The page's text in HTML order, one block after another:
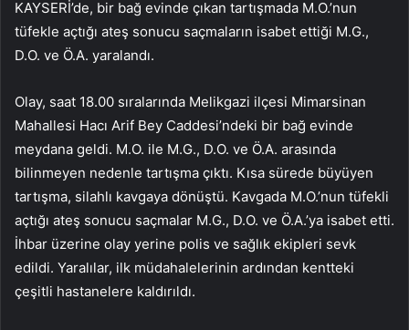
KAYSERİ’de, bir bağ evinde çıkan tartışmada M.O.’nun
tüfekle açtığı ateş sonucu saçmaların isabet ettiği M.G.,
D.O. ve Ö.A. yaralandı.
Olay, saat 18.00 sıralarında Melikgazi ilçesi Mimarsinan
Mahallesi Hacı Arif Bey Caddesi’ndeki bir bağ evinde
meydana geldi. M.O. ile M.G., D.O. ve Ö.A. arasında
bilinmeyen nedenle tartışma çıktı. Kısa sürede büyüyen
tartışma, silahlı kavgaya dönüştü. Kavgada M.O.’nun tüfekli
açtığı ateş sonucu saçmalar M.G., D.O. ve Ö.A.’ya isabet etti.
İhbar üzerine olay yerine polis ve sağlık ekipleri sevk
edildi. Yaralılar, ilk müdahalelerinin ardından kentteki
çeşitli hastanelere kaldırıldı.